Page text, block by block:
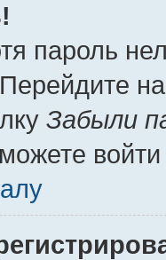
пароль
Забыли